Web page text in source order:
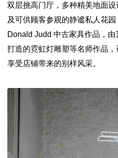
双层挑高门厅，多种精美地面
及可供顾客参观的静谧私人花
Donald Judd 中古家具作品，
打造的霓虹灯雕塑等名师作品
享受店铺带来的别样风采。